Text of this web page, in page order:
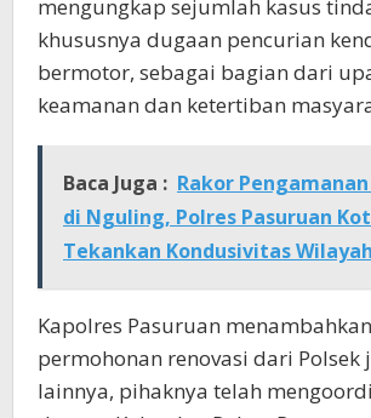
mengungkap sejumlah kasus
khususnya dugaan pencurian
bermotor, sebagai bagian dari
keamanan dan ketertiban
Baca Juga : Rakor
di Nguling, Polres Pasuruan
Tekankan Kondusivitas Wilayah
Kapolres Pasuruan
permohonan renovasi dari Polsek
lainnya, pihaknya telah